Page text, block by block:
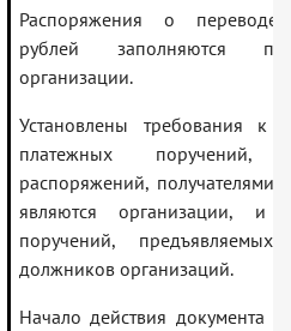
Распоряжения о
рублей заполняются
организации.
Установлены требования к
платежных поручений,
распоряжений, получателями
являются организации, и
поручений,
должников организаций.
Начало действия документа